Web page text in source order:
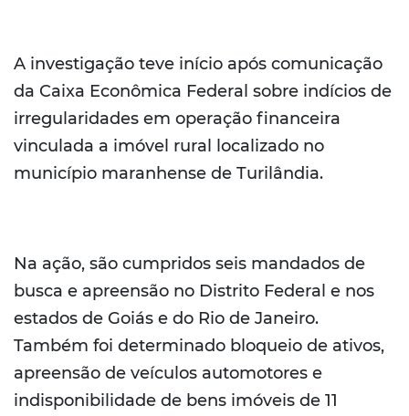
A investigação teve início após comunicação
da Caixa Econômica Federal sobre indícios de
irregularidades em operação financeira
vinculada a imóvel rural localizado no
município maranhense de Turilândia.
Na ação, são cumpridos seis mandados de
busca e apreensão no Distrito Federal e nos
estados de Goiás e do Rio de Janeiro.
Também foi determinado bloqueio de ativos,
apreensão de veículos automotores e
indisponibilidade de bens imóveis de 11